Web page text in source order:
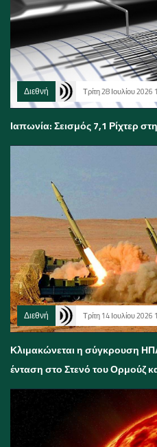
Διεθνή Τρίτη 28 Ιουλίου 2026
Ιαπωνία: Σεισμός 7,1 Ρίχτερ
Διεθνή Τρίτη 14 Ιουλίου 2026
Κλιμακώνεται η σύγκρουση
ένταση στο Στενό του Ορμούζ